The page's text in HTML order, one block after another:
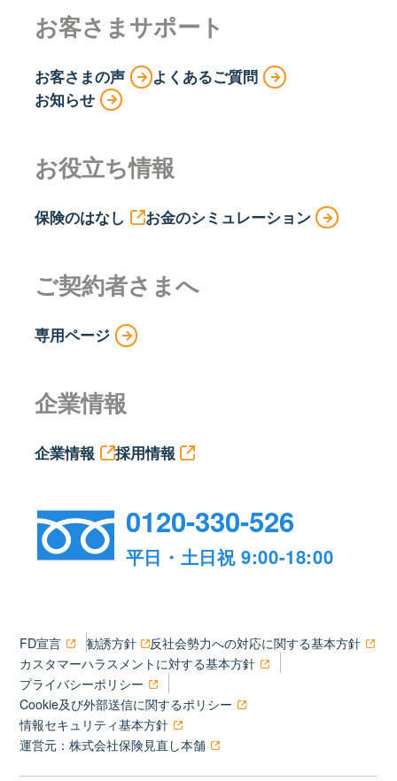
お客さまサポート
お客さまの声
よくあるご質問
お知らせ
お役立ち情報
保険のはなし お金のシミュレーション
ご契約者さまへ
専用ページ
企業情報
企業情報 採用情報
0120-330-526
平日・土日祝 9:00-18:00
FD宣言 勧誘方針
反社会勢力への対応に関する基本方針
カスタマーハラスメントに対する基本方針
プライバシーポリシー
Cookie及び外部送信に関するポリシー
情報セキュリティ基本方針
運営元：株式会社保険見直し本舗